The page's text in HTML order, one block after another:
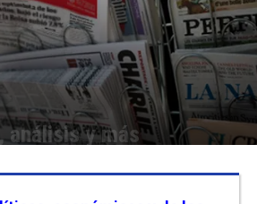
análisis y más